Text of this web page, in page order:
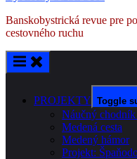
Banskobystrická revue pre
cestovného ruchu
PROJEKTY Toggle
Náučný
Medená cesta
Medený hámor
Projekt: